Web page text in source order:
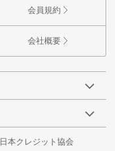
会員規約
会社概要
日本クレジット協会